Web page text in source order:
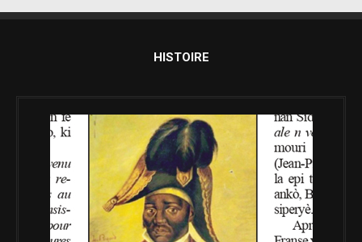
HISTOIRE